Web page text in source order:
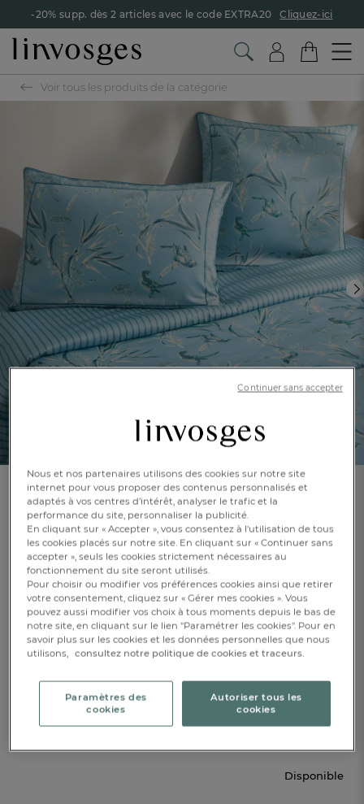
-20% supp. dès 2 articles avec le code EXTRA20 Cliquez-ici
DE
AT
BE
CH
Voir tous les produits de la catégorie
Taie d'oreiller
Sérénade à Luneville
Réf : 085218401
Finition passepoil
satin turquoise
Caractéristique :
Taie d'oreiller carrée
65x65cm
Disponible
Nous et nos partenaires utilisons des cookies sur notre site
internet pour vous proposer des contenus personnalisés et
adaptés à vos centres d’intérêt, analyser le trafic et la
performance du site, personnaliser la publicité.
En cliquant sur « Accepter », vous consentez à l'utilisation de tous
les cookies placés sur notre site. En cliquant sur « Continuer sans
accepter », seuls les cookies strictement nécessaires au
fonctionnement du site seront utilisés.
Pour choisir ou modifier vos préférences cookies ainsi que retirer
votre consentement, cliquez sur « Gérer mes cookies ». Vous
pouvez aussi modifier vos choix à tous moments depuis le bas de
notre site, en cliquant sur le lien "Paramétrer les cookies". Pour en
savoir plus sur les cookies et les données personnelles que nous
utilisons, consultez notre politique de cookies et traceurs.
Paramètres des
cookies
Autoriser tous les
cookies
Continuer sans accepter